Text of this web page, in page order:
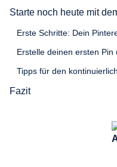
Starte noch heute mit
Erste Schritte: Dein
Erstelle deinen ersten
Tipps für den
Fazit